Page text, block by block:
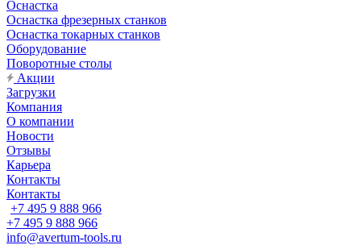
Оснастка
Оснастка фрезерных станков
Оснастка токарных станков
Оборудование
Поворотные столы
Акции
Загрузки
Компания
О компании
Новости
Отзывы
Карьера
Контакты
Контакты
+7 495 9 888 966
+7 495 9 888 966
info@avertum-tools.ru